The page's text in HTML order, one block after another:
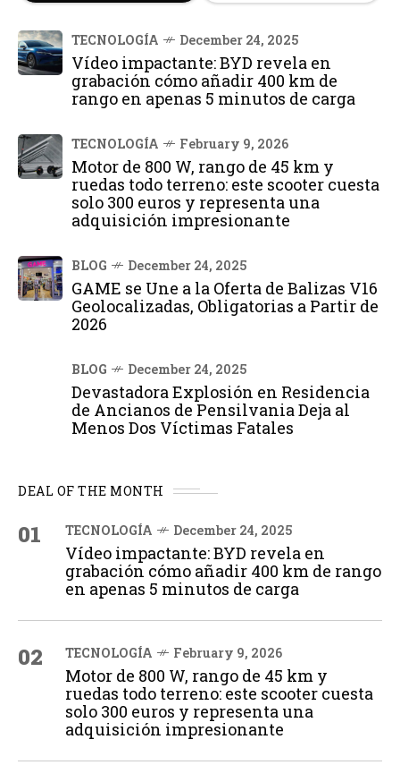
TECNOLOGÍA December 24, 2025
Vídeo impactante: BYD revela en
grabación cómo añadir 400 km de
rango en apenas 5 minutos de carga
TECNOLOGÍA February 9, 2026
Motor de 800 W, rango de 45 km y
ruedas todo terreno: este scooter cuesta
solo 300 euros y representa una
adquisición impresionante
BLOG December 24, 2025
GAME se Une a la Oferta de Balizas V16
Geolocalizadas, Obligatorias a Partir de
2026
BLOG December 24, 2025
Devastadora Explosión en Residencia
de Ancianos de Pensilvania Deja al
Menos Dos Víctimas Fatales
DEAL OF THE MONTH
01 TECNOLOGÍA December 24, 2025
Vídeo impactante: BYD revela en
grabación cómo añadir 400 km de rango
en apenas 5 minutos de carga
02 TECNOLOGÍA February 9, 2026
Motor de 800 W, rango de 45 km y
ruedas todo terreno: este scooter cuesta
solo 300 euros y representa una
adquisición impresionante